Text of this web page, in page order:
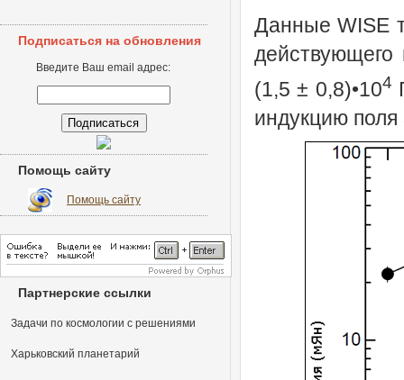
Данные WISE
(1,5 ± 0,8)•104
индукцию
Подписаться на обновления
Введите Ваш email адрес:
Помощь сайту
Помощь сайту
Партнерские ссылки
Задачи по космологии с решениями
Харьковский планетарий